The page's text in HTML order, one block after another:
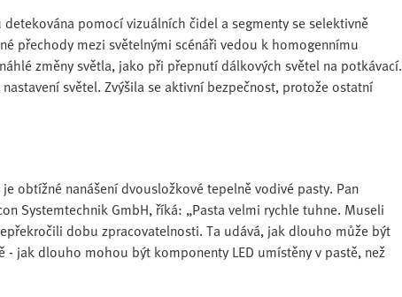
pomocí vizuálních čidel a segmenty se selektivně
přechody mezi světelnými scénáři vedou k homogennímu
změny světla, jako při přepnutí dálkových světel na potkávací.
světel. Zvýšila se aktivní bezpečnost, protože ostatní
obtížné nanášení dvousložkové tepelně vodivé pasty. Pan
Systemtechnik GmbH, říká: „Pasta velmi rychle tuhne. Museli
dobu zpracovatelnosti. Ta udává, jak dlouho může být
jak dlouho mohou být komponenty LED umístěny v pastě, než